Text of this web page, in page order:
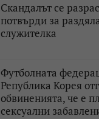
Скандалът се
потвърди за
служителка
Футболната
Република Корея
обвиненията, че е
сексуални